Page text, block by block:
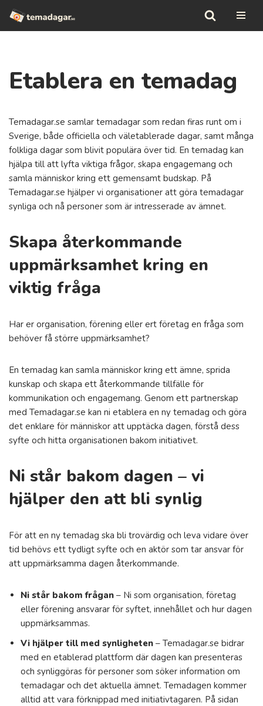
Hoppa
Etablera en temadag
Temadagar.se samlar temadagar som redan firas runt om i
Sverige, både officiella och väletablerade dagar, samt många
folkliga dagar som blivit populära över tid. En temadag kan
hjälpa till att lyfta viktiga frågor, skapa engagemang och
samla människor kring ett gemensamt budskap. På
Temadagar.se hjälper vi organisationer att göra temadagar
synliga och nå personer som är intresserade av ämnet.
Skapa återkommande
uppmärksamhet kring en
viktig fråga
Har er organisation, förening eller ert företag en fråga som
behöver få större uppmärksamhet?
En temadag kan samla människor kring ett ämne, sprida
kunskap och skapa ett återkommande tillfälle för
kommunikation och engagemang. Genom ett partnerskap
med Temadagar.se kan ni etablera en ny temadag och göra
det enklare för människor att upptäcka dagen, förstå dess
syfte och hitta organisationen bakom initiativet.
Ni står bakom dagen – vi
hjälper den att bli synlig
För att en ny temadag ska bli trovärdig och leva vidare över
tid behövs ett tydligt syfte och en aktör som tar ansvar för
att uppmärksamma dagen återkommande.
Ni står bakom frågan – Ni som organisation, företag
eller förening ansvarar för syftet, innehållet och hur dagen
uppmärksammas.
Vi hjälper till med synligheten – Temadagar.se bidrar
med en etablerad plattform där dagen kan presenteras
och synliggöras för personer som söker information om
temadagar och det aktuella ämnet. Temadagen kommer
alltid att vara förknippad med initiativtagaren. På sidan